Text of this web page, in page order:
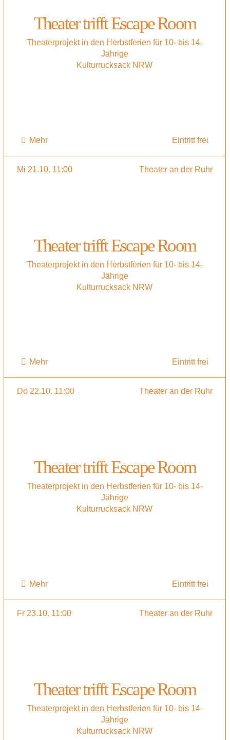
Theater trifft Escape Room
Theaterprojekt in den Herbstferien für 10- bis 14-
Jährige
Kulturrucksack NRW
Mehr Eintritt frei
Mi 21.10. 11:00 Theater an der Ruhr
Theater trifft Escape Room
Theaterprojekt in den Herbstferien für 10- bis 14-
Jährige
Kulturrucksack NRW
Mehr Eintritt frei
Do 22.10. 11:00 Theater an der Ruhr
Theater trifft Escape Room
Theaterprojekt in den Herbstferien für 10- bis 14-
Jährige
Kulturrucksack NRW
Mehr Eintritt frei
Fr 23.10. 11:00 Theater an der Ruhr
Theater trifft Escape Room
Theaterprojekt in den Herbstferien für 10- bis 14-
Jährige
Kulturrucksack NRW